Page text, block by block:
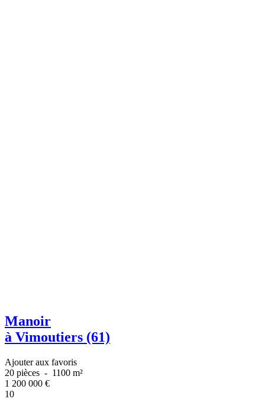
Manoir
à Vimoutiers (61)
Ajouter aux favoris
20 pièces - 1100 m²
1 200 000 €
10